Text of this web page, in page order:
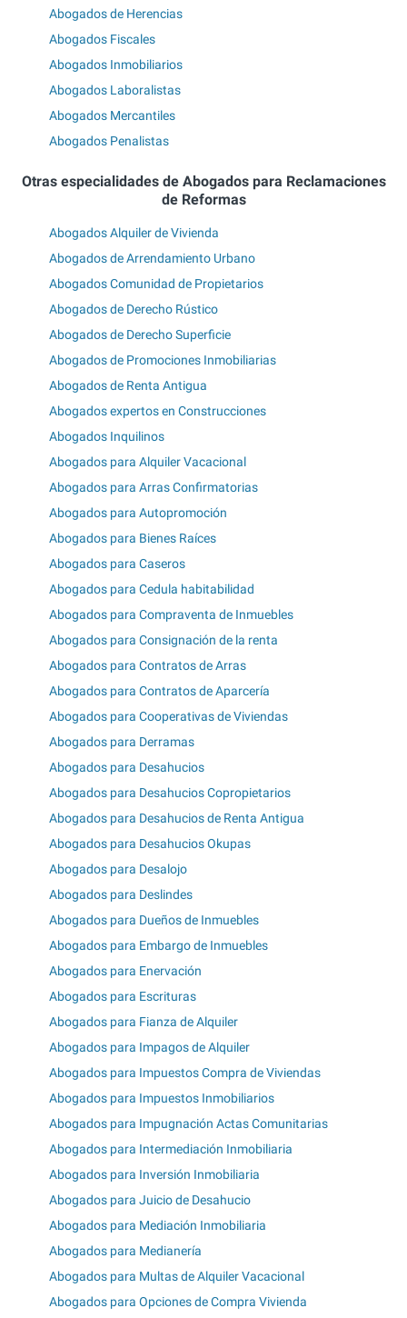
Abogados de Herencias
Abogados Fiscales
Abogados Inmobiliarios
Abogados Laboralistas
Abogados Mercantiles
Abogados Penalistas
Otras especialidades de Abogados para Reclamaciones
de Reformas
Abogados Alquiler de Vivienda
Abogados de Arrendamiento Urbano
Abogados Comunidad de Propietarios
Abogados de Derecho Rústico
Abogados de Derecho Superficie
Abogados de Promociones Inmobiliarias
Abogados de Renta Antigua
Abogados expertos en Construcciones
Abogados Inquilinos
Abogados para Alquiler Vacacional
Abogados para Arras Confirmatorias
Abogados para Autopromoción
Abogados para Bienes Raíces
Abogados para Caseros
Abogados para Cedula habitabilidad
Abogados para Compraventa de Inmuebles
Abogados para Consignación de la renta
Abogados para Contratos de Arras
Abogados para Contratos de Aparcería
Abogados para Cooperativas de Viviendas
Abogados para Derramas
Abogados para Desahucios
Abogados para Desahucios Copropietarios
Abogados para Desahucios de Renta Antigua
Abogados para Desahucios Okupas
Abogados para Desalojo
Abogados para Deslindes
Abogados para Dueños de Inmuebles
Abogados para Embargo de Inmuebles
Abogados para Enervación
Abogados para Escrituras
Abogados para Fianza de Alquiler
Abogados para Impagos de Alquiler
Abogados para Impuestos Compra de Viviendas
Abogados para Impuestos Inmobiliarios
Abogados para Impugnación Actas Comunitarias
Abogados para Intermediación Inmobiliaria
Abogados para Inversión Inmobiliaria
Abogados para Juicio de Desahucio
Abogados para Mediación Inmobiliaria
Abogados para Medianería
Abogados para Multas de Alquiler Vacacional
Abogados para Opciones de Compra Vivienda